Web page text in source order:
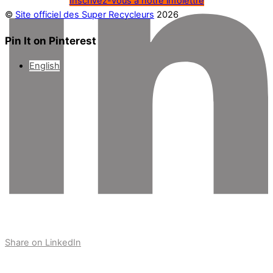
Share on LinkedIn
© Site officiel des Super Recycleurs 2026
Pin It on Pinterest
English